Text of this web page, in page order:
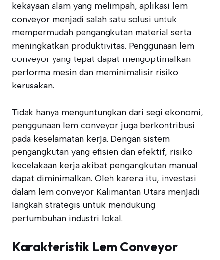
kekayaan alam yang melimpah, aplikasi lem
conveyor menjadi salah satu solusi untuk
mempermudah pengangkutan material serta
meningkatkan produktivitas. Penggunaan lem
conveyor yang tepat dapat mengoptimalkan
performa mesin dan meminimalisir risiko
kerusakan.
Tidak hanya menguntungkan dari segi ekonomi,
penggunaan lem conveyor juga berkontribusi
pada keselamatan kerja. Dengan sistem
pengangkutan yang efisien dan efektif, risiko
kecelakaan kerja akibat pengangkutan manual
dapat diminimalkan. Oleh karena itu, investasi
dalam lem conveyor Kalimantan Utara menjadi
langkah strategis untuk mendukung
pertumbuhan industri lokal.
Karakteristik Lem Conveyor